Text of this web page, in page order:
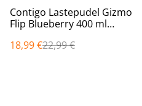
%
Contigo Lastepudel Gizmo
Flip Blueberry 400 ml
18,99 €22,99 €